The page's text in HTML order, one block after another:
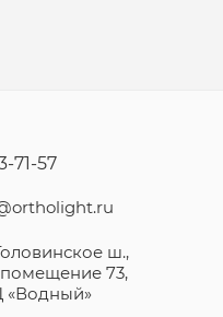
71-57
ш.,
помещение 73,
«Водный»